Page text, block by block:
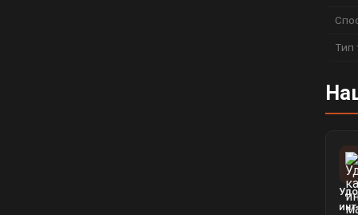
Тип